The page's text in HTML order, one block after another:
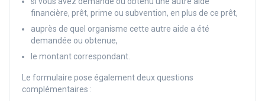
financière, prêt, prime ou subvention, en plus de ce prêt,
auprès de quel organisme cette autre aide a été
demandée ou obtenue,
le montant correspondant.
Le formulaire pose également deux questions
complémentaires :